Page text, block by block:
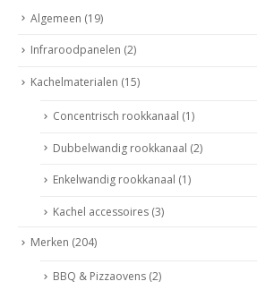
Algemeen (19)
Infraroodpanelen (2)
Kachelmaterialen (15)
Concentrisch rookkanaal (1)
Dubbelwandig rookkanaal (2)
Enkelwandig rookkanaal (1)
Kachel accessoires (3)
Merken (204)
BBQ & Pizzaovens (2)